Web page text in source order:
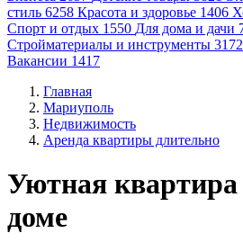
стиль 6258 Красота и здоровье 1406
Спорт и отдых 1550 Для дома и дачи
Стройматериалы и инструменты 3172
Вакансии 1417
Главная
Мариуполь
Недвижимость
Аренда квартиры длительно
Уютная
доме